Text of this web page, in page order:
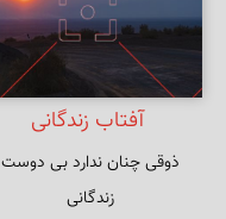
آفتاب زندگانی
ذوقی چنان ندارد بی دوست